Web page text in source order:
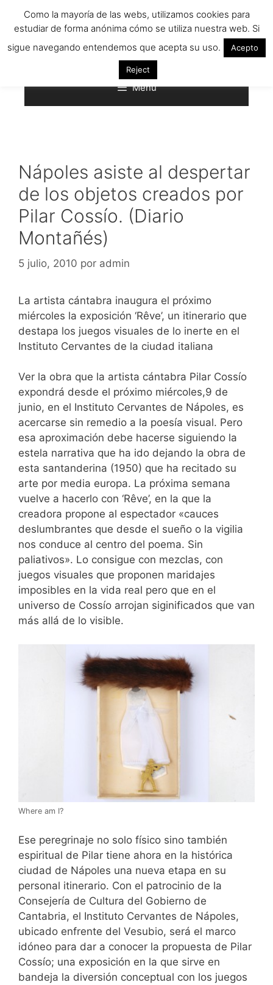
Menú
Nápoles asiste al despertar
de los objetos creados por
Pilar Cossío. (Diario
Montañés)
5 julio, 2010 por admin
La artista cántabra inaugura el próximo
miércoles la exposición ‘Rêve’, un itinerario que
destapa los juegos visuales de lo inerte en el
Instituto Cervantes de la ciudad italiana
Ver la obra que la artista cántabra Pilar Cossío
expondrá desde el próximo miércoles,9 de
junio, en el Instituto Cervantes de Nápoles, es
acercarse sin remedio a la poesía visual. Pero
esa aproximación debe hacerse siguiendo la
estela narrativa que ha ido dejando la obra de
esta santanderina (1950) que ha recitado su
arte por media europa. La próxima semana
vuelve a hacerlo con ‘Rêve’, en la que la
creadora propone al espectador «cauces
deslumbrantes que desde el sueño o la vigilia
nos conduce al centro del poema. Sin
paliativos». Lo consigue con mezclas, con
juegos visuales que proponen maridajes
imposibles en la vida real pero que en el
universo de Cossío arrojan siginificados que van
más allá de lo visible.
Where am I?
Ese peregrinaje no solo físico sino también
espiritual de Pilar tiene ahora en la histórica
ciudad de Nápoles una nueva etapa en su
personal itinerario. Con el patrocinio de la
Consejería de Cultura del Gobierno de
Cantabria, el Instituto Cervantes de Nápoles,
ubicado enfrente del Vesubio, será el marco
idóneo para dar a conocer la propuesta de Pilar
Cossío; una exposición en la que sirve en
bandeja la diversión conceptual con los juegos
Como la mayoría de las webs, utilizamos cookies para
estudiar de forma anónima cómo se utiliza nuestra web. Si
sigue navegando entendemos que acepta su uso.
Acepto
Reject